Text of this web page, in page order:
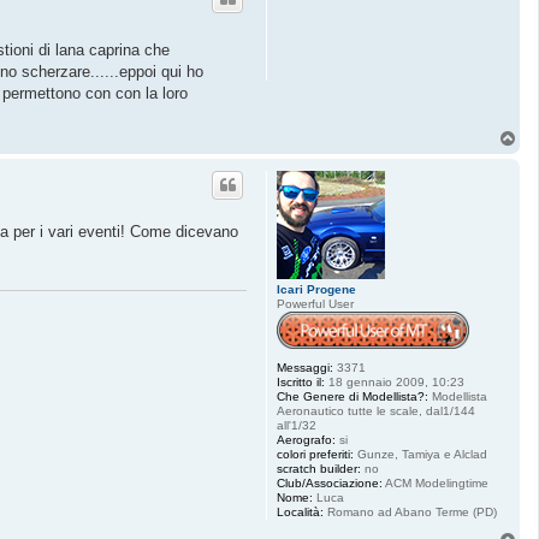
di lana caprina che
scherzare......eppoi qui ho
con con la loro
Icari Progene
Powerful User
Messaggi: 3371
Iscritto il: 18 gennaio 2009, 10:23
Che Genere di Modellista?: Modellista
Aeronautico tutte le scale, dal1/144
all'1/32
Aerografo: si
colori preferiti: Gunze, Tamiya e Alclad
scratch builder: no
Club/Associazione: ACM Modelingtime
Nome: Luca
Località: Romano ad Abano Terme (PD)
per i vari eventi! Come dicevano